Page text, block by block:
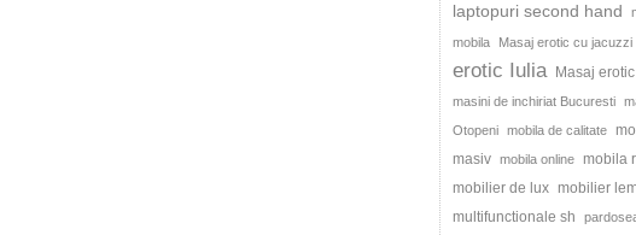
laptopuri second hand
mobila Masaj erotic cu jacuzzi
erotic Iulia Masaj
masini de inchiriat Bucuresti
Otopeni mobila de calitate
masiv mobila online
mobila
mobilier de lux mobilier
multifunctionale sh